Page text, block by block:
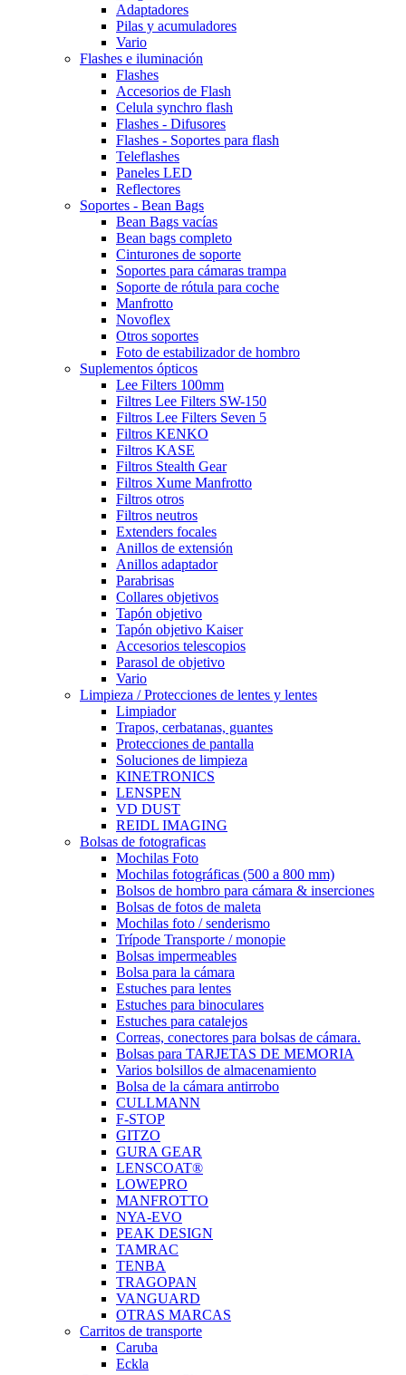
Adaptadores
Pilas y acumuladores
Vario
Flashes e iluminación
Flashes
Accesorios de Flash
Celula synchro flash
Flashes - Difusores
Flashes - Soportes para flash
Teleflashes
Paneles LED
Reflectores
Soportes - Bean Bags
Bean Bags vacías
Bean bags completo
Cinturones de soporte
Soportes para cámaras trampa
Soporte de rótula para coche
Manfrotto
Novoflex
Otros soportes
Foto de estabilizador de hombro
Suplementos ópticos
Lee Filters 100mm
Filtres Lee Filters SW-150
Filtros Lee Filters Seven 5
Filtros KENKO
Filtros KASE
Filtros Stealth Gear
Filtros Xume Manfrotto
Filtros otros
Filtros neutros
Extenders focales
Anillos de extensión
Anillos adaptador
Parabrisas
Collares objetivos
Tapón objetivo
Tapón objetivo Kaiser
Accesorios telescopios
Parasol de objetivo
Vario
Limpieza / Protecciones de lentes y lentes
Limpiador
Trapos, cerbatanas, guantes
Protecciones de pantalla
Soluciones de limpieza
KINETRONICS
LENSPEN
VD DUST
REIDL IMAGING
Bolsas de fotograficas
Mochilas Foto
Mochilas fotográficas (500 a 800 mm)
Bolsos de hombro para cámara & inserciones
Bolsas de fotos de maleta
Mochilas foto / senderismo
Trípode Transporte / monopie
Bolsas impermeables
Bolsa para la cámara
Estuches para lentes
Estuches para binoculares
Estuches para catalejos
Correas, conectores para bolsas de cámara.
Bolsas para TARJETAS DE MEMORIA
Varios bolsillos de almacenamiento
Bolsa de la cámara antirrobo
CULLMANN
F-STOP
GITZO
GURA GEAR
LENSCOAT®
LOWEPRO
MANFROTTO
NYA-EVO
PEAK DESIGN
TAMRAC
TENBA
TRAGOPAN
VANGUARD
OTRAS MARCAS
Carritos de transporte
Caruba
Eckla